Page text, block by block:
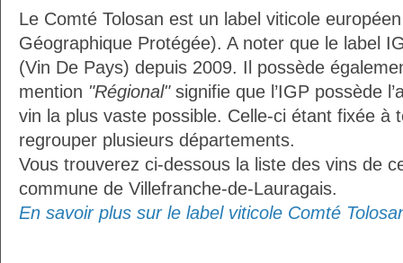
Le Comté Tolosan est un label viticole
Géographique Protégée). A noter que le label
(Vin De Pays) depuis 2009. Il possède
mention "Régional"signifie que l’IGP possède
vin la plus vaste possible. Celle-ci étant fixée à
regrouper plusieurs départements.
Vous trouverez ci-dessous la liste des vins de
commune de Villefranche-de-Lauragais.
En savoir plus sur le label viticole Comté